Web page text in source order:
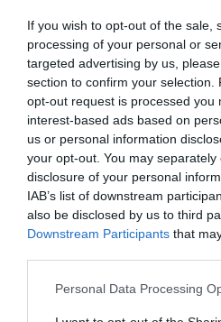
If you wish to opt-out of the sale,
processing of your personal or
targeted advertising by us,
section to confirm your selection.
opt-out request is processed you
interest-based ads based on
us or personal information
your opt-out. You may
disclosure of your personal
IAB’s list of downstream
also be disclosed by us to third
Downstream Participants that
Please note that this website/app
Personal Data Processing
Hitler – joggal – tartott attól,
kapna egy ilyen népszavazáson,
a parancsot a valójában soha ki
hadművelet előkészítésére.
kormányból való távozásával
Schuschniggot a népszavazás
délután Hitler aláírta az
bevonulásra, Seyß-Inquart
kormány lemondását és az ő
újjáalakítását követelte. Ezzel
megkezdődött a náci